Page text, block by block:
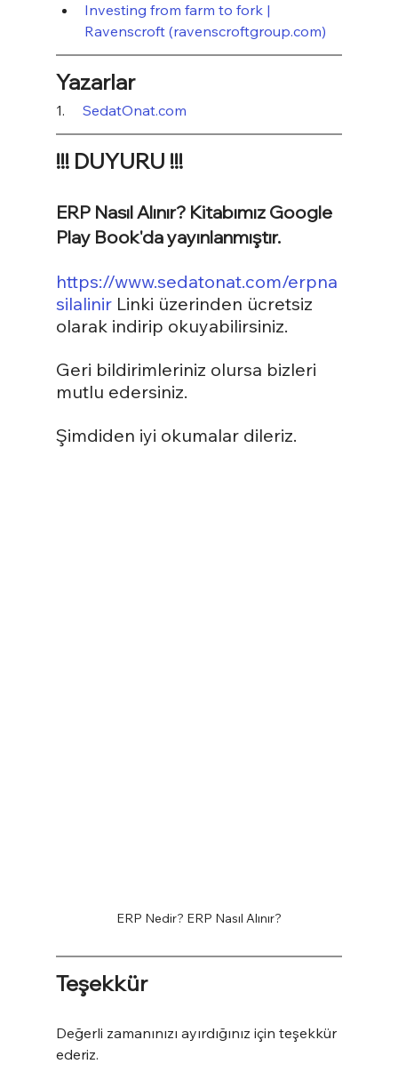
Investing from farm to fork |
Ravenscroft (ravenscroftgroup.com)
Yazarlar
1. SedatOnat.com
!!! DUYURU !!!
ERP Nasıl Alınır? Kitabımız Google
Play Book'da yayınlanmıştır.
https://www.sedatonat.com/erpna
silalinir Linki üzerinden ücretsiz
olarak indirip okuyabilirsiniz.
Geri bildirimleriniz olursa bizleri
mutlu edersiniz.
Şimdiden iyi okumalar dileriz.
ERP Nedir? ERP Nasıl Alınır?
Teşekkür
Değerli zamanınızı ayırdığınız için teşekkür
ederiz.